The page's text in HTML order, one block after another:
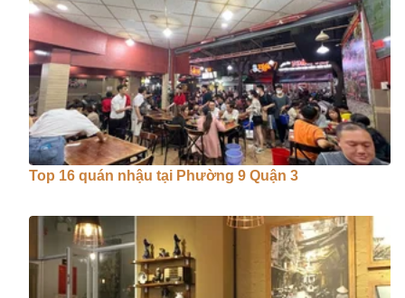
Top 16 quán nhậu tại Phường 9 Quận 3